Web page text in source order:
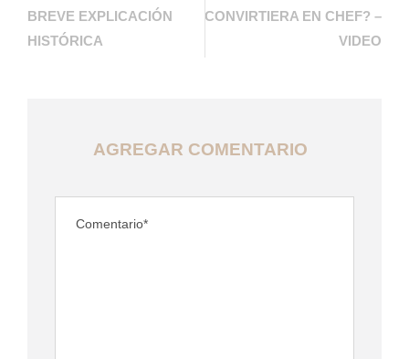
BREVE EXPLICACIÓN
HISTÓRICA
CONVIRTIERA EN CHEF? –
VIDEO
AGREGAR COMENTARIO